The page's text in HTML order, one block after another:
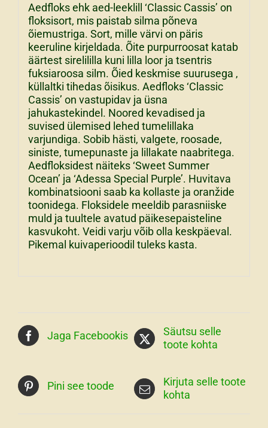
Aedfloks ehk aed-leeklill ‘Classic Cassis’ on
floksisort, mis paistab silma põneva
õiemustriga. Sort, mille värvi on päris
keeruline kirjeldada. Õite purpurroosat katab
äärtest sirelililla kuni lilla loor ja tsentris
fuksiaroosa silm. Õied keskmise suurusega ,
küllaltki tihedas õisikus. Aedfloks ‘Classic
Cassis’ on vastupidav ja üsna
jahukastekindel. Noored kevadised ja
suvised ülemised lehed tumelillaka
varjundiga. Sobib hästi, valgete, roosade,
siniste, tumepunaste ja lillakate naabritega.
Aedfloksidest näiteks ‘Sweet Summer
Ocean’ ja ‘Adessa Special Purple’. Huvitava
kombinatsiooni saab ka kollaste ja oranžide
toonidega. Floksidele meeldib parasniiske
muld ja tuultele avatud päikesepaisteline
kasvukoht. Veidi varju võib olla keskpäeval.
Pikemal kuivaperioodil tuleks kasta.
Jaga Facebookis
Säutsu selle
toote kohta
Pini see toode
Kirjuta selle toote
kohta